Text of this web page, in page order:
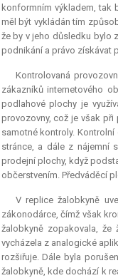
konformním výkladem,
měl být vykládán tím
že by v jeho důsledku bylo
podnikání a právo získávat
Kontrolovaná
zákazníků internetového
podlahové plochy je
provozovny, což je však
samotné kontroly.
stránce, a dále z nájemní
prodejní plochy, když
občerstvením. Předváděcí
V replice žalobkyně
zákonodárce, čímž však
žalobkyně zopakovala,
vycházela z analogické
rozšiřuje. Dále byla
žalobkyně, kde dochází k